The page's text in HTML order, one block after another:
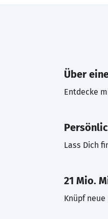
Über
Entdecke
Lass Dich
21 Mio.
Knüpf